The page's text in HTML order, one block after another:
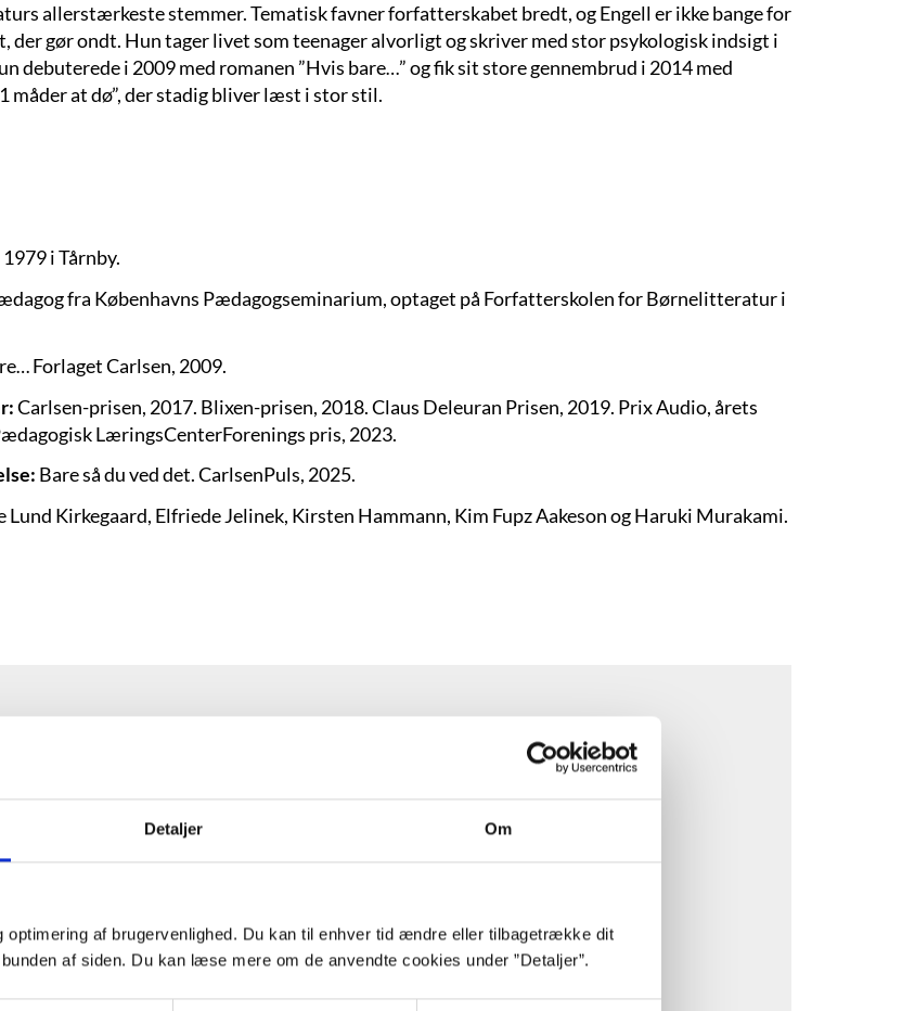
Detaljer Om
af brugervenlighed. Du kan til enhver tid ændre eller tilbagetrække dit
af siden. Du kan læse mere om de anvendte cookies under ”Detaljer”.
allerstærkeste stemmer. Tematisk favner forfatterskabet bredt, og Engell er ikke bange for
der gør ondt. Hun tager livet som teenager alvorligt og skriver med stor psykologisk indsigt i
debuterede i 2009 med romanen ”Hvis bare…” og fik sit store gennembrud i 2014 med
måder at dø”, der stadig bliver læst i stor stil.
i Tårnby.
fra Københavns Pædagogseminarium, optaget på Forfatterskolen for Børnelitteratur i
Forlaget Carlsen, 2009.
Carlsen-prisen, 2017. Blixen-prisen, 2018. Claus Deleuran Prisen, 2019. Prix Audio, årets
LæringsCenterForenings pris, 2023.
Bare så du ved det. CarlsenPuls, 2025.
Lund Kirkegaard, Elfriede Jelinek, Kirsten Hammann, Kim Fupz Aakeson og Haruki Murakami.
Indholdet stilles nemlig til rådighed af en tredjepart.